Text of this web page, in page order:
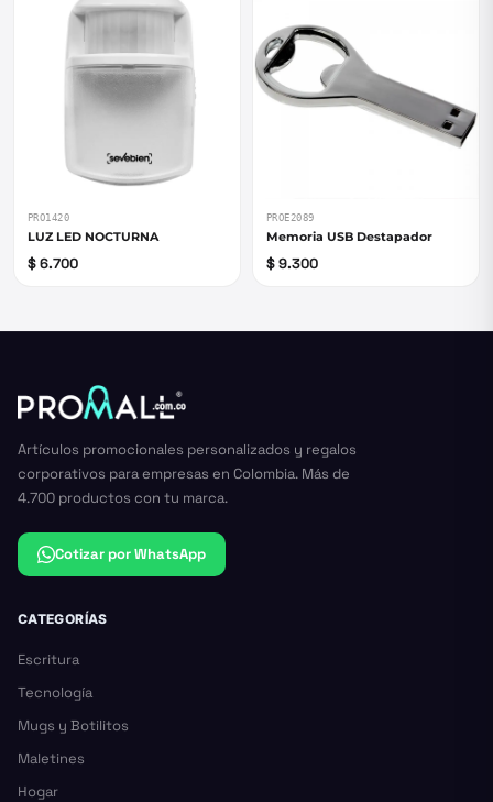
PRO1420
LUZ LED NOCTURNA
$ 6.700
PROE2089
Memoria USB Destapador
$ 9.300
Artículos promocionales personalizados y regalos
corporativos para empresas en Colombia. Más de
4.700 productos con tu marca.
Cotizar por WhatsApp
CATEGORÍAS
Escritura
Tecnología
Mugs y Botilitos
Maletines
Hogar